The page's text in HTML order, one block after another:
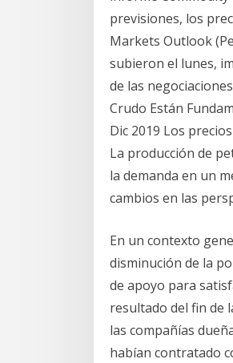
previsiones, los
Markets Outlook
subieron el lunes,
de las
Crudo Están
Dic 2019 Los
La producción de
la demanda en un
cambios en las
En un contexto
disminución de la
de apoyo para
resultado del fin de
las compañías
habían contratado